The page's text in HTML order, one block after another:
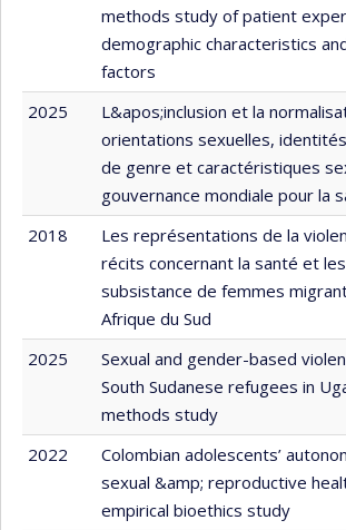
methods study of patient
demographic characteristics
factors
2025
L&apos;inclusion et la
orientations sexuelles,
de genre et caractéristiques
gouvernance mondiale pour la
2018
Les représentations de la
récits concernant la santé et
subsistance de femmes
Afrique du Sud
2025
Sexual and gender-based
South Sudanese refugees in
methods study
2022
Colombian adolescents’
sexual &amp; reproductive
empirical bioethics study